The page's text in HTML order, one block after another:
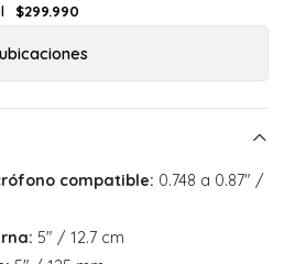
$299.990
compatible: 0.748 a 0.87" /
5" / 12.7 cm